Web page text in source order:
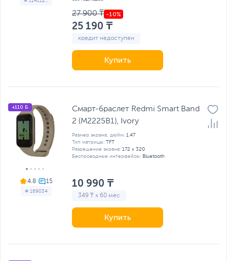
27 900 ₸
25 190 ₸
кредит недоступен
Купить
4.8
# 169034
+110 Б
Смарт-браслет Redmi Smart Band
2 (M2225B1), Ivory
Размер экрана, дюйм: 1.47
Тип матрицы: TFT
Разрешение экрана: 172 x 320
Беспроводные интерфейсы: Bluetooth
10 990 ₸
349 ₸ x 60 мес
Купить